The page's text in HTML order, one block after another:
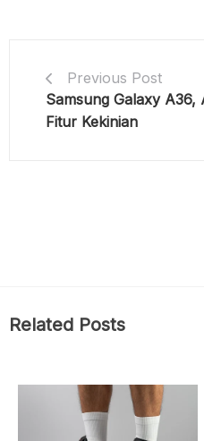
Previous Post
Samsung Galaxy A36,
Fitur Kekinian
Related Posts